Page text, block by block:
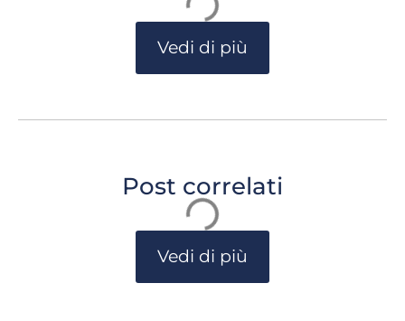
Vedi di più
Post correlati
Vedi di più